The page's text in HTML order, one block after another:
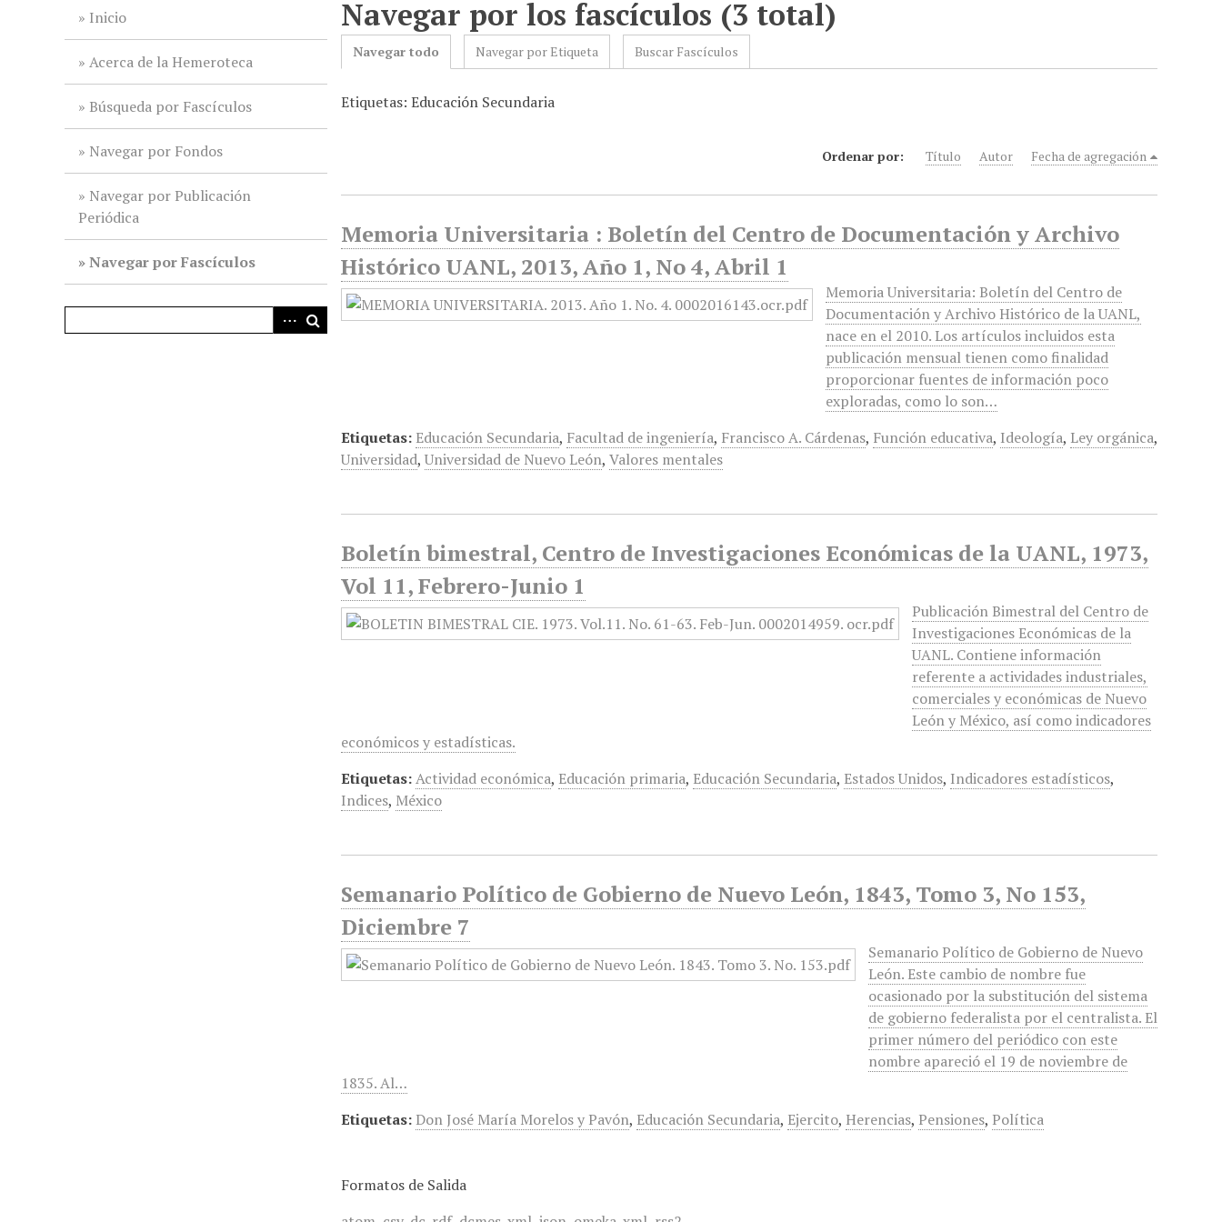
Inicio
Acerca de la Hemeroteca
Búsqueda por Fascículos
Navegar por Fondos
Navegar por Publicación
Periódica
Navegar por Fascículos
Navegar por los fascículos (3 total)
Navegar todo Navegar por Etiqueta Buscar Fascículos
Etiquetas: Educación Secundaria
Ordenar por: Título Autor Fecha de agregación
Memoria Universitaria : Boletín del Centro de Documentación y Archivo
Histórico UANL, 2013, Año 1, No 4, Abril 1
Memoria Universitaria: Boletín del Centro de
Documentación y Archivo Histórico de la UANL,
nace en el 2010. Los artículos incluidos esta
publicación mensual tienen como finalidad
proporcionar fuentes de información poco
exploradas, como lo son…
Etiquetas: Educación Secundaria, Facultad de ingeniería, Francisco A. Cárdenas, Función educativa, Ideología, Ley orgánica,
Universidad,Universidad de Nuevo León,Valores mentales
Boletín bimestral, Centro de Investigaciones Económicas de la UANL, 1973,
Vol 11, Febrero-Junio 1
Publicación Bimestral del Centro de
Investigaciones Económicas de la
UANL. Contiene información
referente a actividades industriales,
comerciales y económicas de Nuevo
León y México, así como indicadores
económicos y estadísticas.
Etiquetas:Actividad económica, Educación primaria, Educación Secundaria, Estados Unidos, Indicadores estadísticos,
Indices, México
Semanario Político de Gobierno de Nuevo León, 1843, Tomo 3, No 153,
Diciembre 7
Semanario Político de Gobierno de Nuevo
León. Este cambio de nombre fue
ocasionado por la substitución del sistema
de gobierno federalista por el centralista. El
primer número del periódico con este
nombre apareció el 19 de noviembre de
1835. Al…
Etiquetas: Don José María Morelos y Pavón, Educación Secundaria, Ejercito, Herencias, Pensiones, Política
Formatos de Salida